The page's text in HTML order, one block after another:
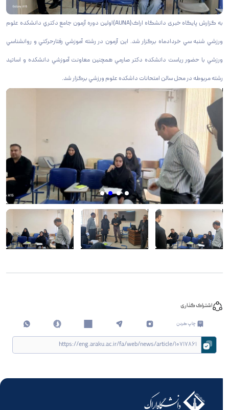
به گزارش پایگاه خبری دانشگاه اراک(AUNA)اولين دوره آزمون جامع دكتري دانشكده علوم
ورزشي شنبه سي خردادماه برگزار شد. اين آزمون در رشته آموزشي رفتارحركتي و روانشناسي
ورزشي با حضور رياست دانشكده دكتر صارمي همچنين معاونت آموزشي دانشكده و اساتيد
رشته مربوطه در محل سالن امتحانات داشكده علوم ورزشي برگزار شد.
اشتراک گذاری
چاپ کردن